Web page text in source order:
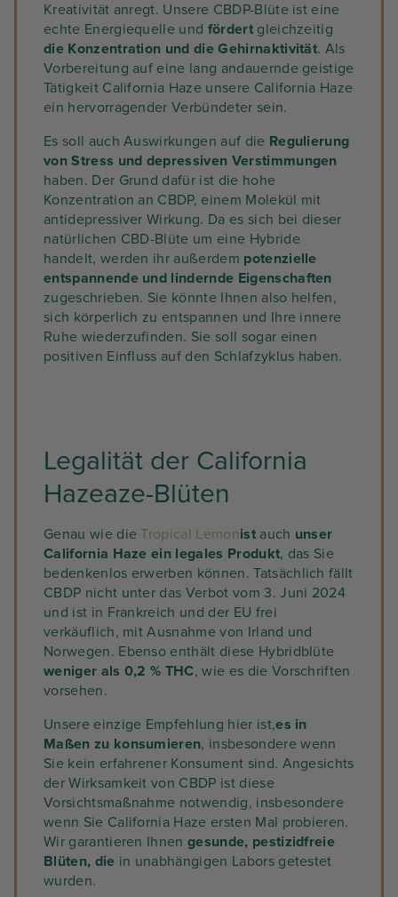
Kreativität anregt. Unsere CBDP-Blüte ist eine
echte Energiequelle und fördertgleichzeitig
die Konzentration und die Gehirnaktivität. Als
Vorbereitung auf eine lang andauernde geistige
Tätigkeit California Haze unsere California Haze
ein hervorragender Verbündeter sein.
Es soll auch Auswirkungen auf die Regulierung
von Stress und depressiven Verstimmungen
haben. Der Grund dafür ist die hohe
Konzentration an CBDP, einem Molekül mit
antidepressiver Wirkung. Da es sich bei dieser
natürlichen CBD-Blüte um eine Hybride
handelt, werden ihr außerdem potenzielle
entspannende und lindernde Eigenschaften
zugeschrieben. Sie könnte Ihnen also helfen,
sich körperlich zu entspannen und Ihre innere
Ruhe wiederzufinden. Sie soll sogar einen
positiven Einfluss auf den Schlafzyklus haben.
Legalität der California
Hazeaze-Blüten
Genau wie dieTropical Lemonistauch unser
California Haze ein legales Produkt, das Sie
bedenkenlos erwerben können. Tatsächlich fällt
CBDP nicht unter das Verbot vom 3. Juni 2024
und ist in Frankreich und der EU frei
verkäuflich, mit Ausnahme von Irland und
Norwegen. Ebenso enthält diese Hybridblüte
weniger als 0,2 % THC, wie es die Vorschriften
vorsehen.
Unsere einzige Empfehlung hier ist,es in
Maßen zu konsumieren, insbesondere wenn
Sie kein erfahrener Konsument sind. Angesichts
der Wirksamkeit von CBDP ist diese
Vorsichtsmaßnahme notwendig, insbesondere
wenn Sie California Haze ersten Mal probieren.
Wir garantieren Ihnengesunde, pestizidfreie
Blüten, die in unabhängigen Labors getestet
wurden.